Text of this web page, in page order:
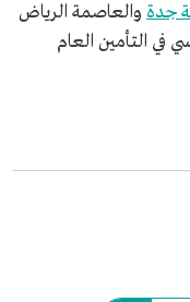
جدة والعاصمة الرياض
في التأمين العام